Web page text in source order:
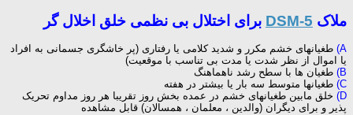
ملاک DSM-5 برای اختلال بی نظمی خلق اخلال گر
A) طغیانهای خشم مکرر و شدید کلامی یا رفتاری (پر خاشگری جسمانی به افراد
یا اموال از نظر شدت یا مدت بی تناسب با موقعیت)
B)
طغیان ها با سطح رشد ناهماهنگ
C) طغیانها متوسط سه بار یا بیشتر در هفته
D)
خلق مابین طغیانهای خشم در عمده بخش روز تقریبا هر روز مداوم تحریک
پذیر و برای دیگران (والدین ، معلمان ، همسالان) قابل مشاهده